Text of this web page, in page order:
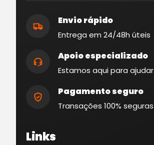
Envio rápido
Entrega em 24/48h úteis
Apoio especializado
Estamos aqui para ajudar
Pagamento seguro
Transações 100% seguras
Links